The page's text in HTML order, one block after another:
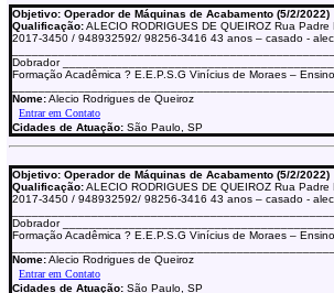
Objetivo: Operador de Máquinas de Acabamento (5/2/2022)
Qualificação:ALECIO RODRIGUES DE QUEIROZ Rua
2017-3450 / 948932592/ 98256-3416 43 anos – casado -
Dobrador
Formação Acadêmica ? E.E.P.S.G Vinícius de Moraes –
Nome:Alecio Rodrigues de Queiroz
Cidades de Atuação: São Paulo, SP
Objetivo: Operador de Máquinas de Acabamento (5/2/2022)
Qualificação:ALECIO RODRIGUES DE QUEIROZ Rua
2017-3450 / 948932592/ 98256-3416 43 anos – casado -
Dobrador
Formação Acadêmica ? E.E.P.S.G Vinícius de Moraes –
Nome:Alecio Rodrigues de Queiroz
Cidades de Atuação: São Paulo, SP